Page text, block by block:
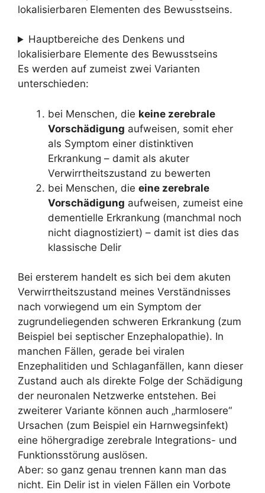
lokalisierbaren Elementen des Bewusstseins.
Hauptbereiche des Denkens und
lokalisierbare Elemente des Bewusstseins
Es werden auf zumeist zwei Varianten
unterschieden:
bei Menschen, die keine zerebrale
Vorschädigung aufweisen, somit eher
als Symptom einer distinktiven
Erkrankung – damit als akuter
Verwirrtheitszustand zu bewerten
bei Menschen, die eine zerebrale
Vorschädigung aufweisen, zumeist eine
dementielle Erkrankung (manchmal noch
nicht diagnostiziert) – damit ist dies das
klassische Delir
Bei ersterem handelt es sich bei dem akuten
Verwirrtheitszustand meines Verständnisses
nach vorwiegend um ein Symptom der
zugrundeliegenden schweren Erkrankung (zum
Beispiel bei septischer Enzephalopathie). In
manchen Fällen, gerade bei viralen
Enzephalitiden und Schlaganfällen, kann dieser
Zustand auch als direkte Folge der Schädigung
der neuronalen Netzwerke entstehen. Bei
zweiterer Variante können auch „harmlosere“
Ursachen (zum Beispiel ein Harnwegsinfekt)
eine höhergradige zerebrale Integrations- und
Funktionsstörung auslösen.
Aber: so ganz genau trennen kann man das
nicht. Ein Delir ist in vielen Fällen ein Vorbote